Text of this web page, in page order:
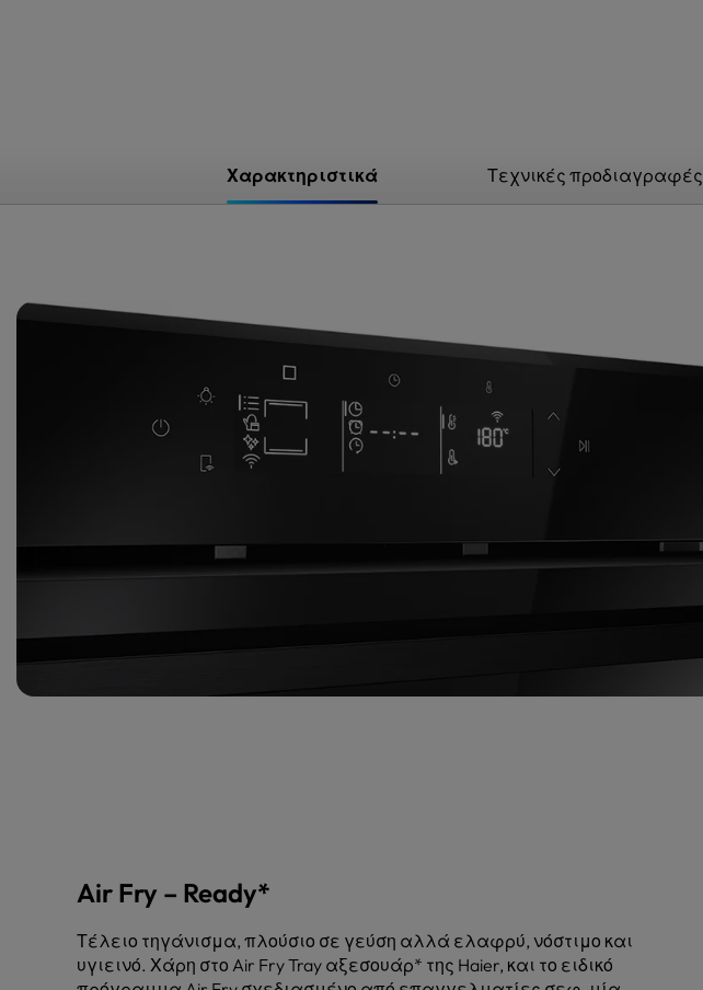
Χαρακτηριστικά Τεχνικές προδιαγραφές
Air Fry – Ready*
Τέλειο τηγάνισμα, πλούσιο σε γεύση αλλά ελαφρύ, νόστιμο και
υγιεινό. Χάρη στο Air Fry Tray αξεσουάρ* της Haier, και το ειδικό